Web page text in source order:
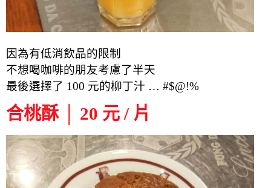
因為有低消飲品的限制
不想喝咖啡的朋友考慮了半天
最後選擇了 100 元的柳丁汁 … #$@!%
合桃酥 │ 20 元 / 片